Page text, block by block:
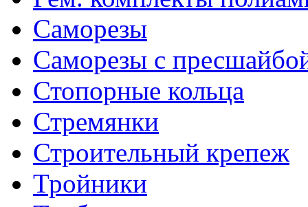
Саморезы
Саморезы с
Стопорные кольца
Стремянки
Строительный крепеж
Тройники